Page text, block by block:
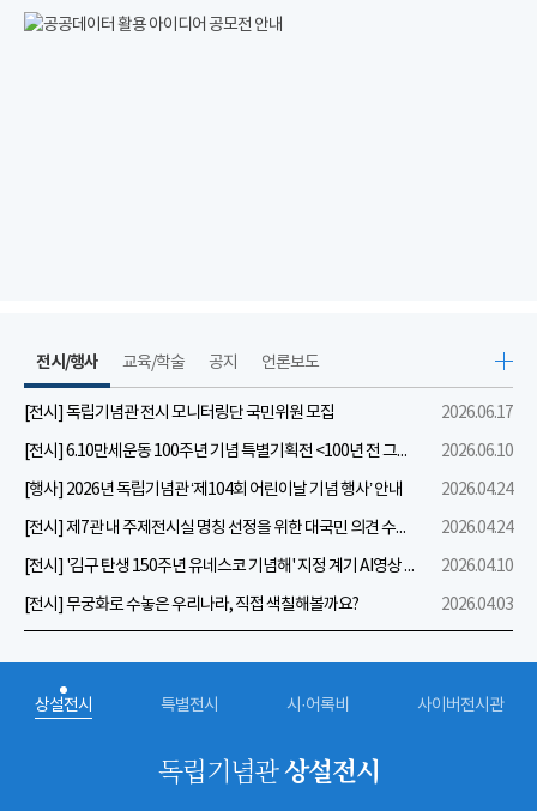
전시/행사
[전시] 독립기념관 전시 모니터링단 국민위원 모집
2026.06.17
[전시] 6.10만세운동 100주년 기념 특별기획전 <100년 전 그날을 보다: 6.10만세운동>
2026.06.10
[행사] 2026년 독립기념관 ‘제104회 어린이날 기념 행사’ 안내
2026.04.24
[전시] 제7관 내 주제전시실 명칭 선정을 위한 대국민 의견 수렴 실시
2026.04.24
[전시] '김구 탄생 150주년 유네스코 기념해' 지정 계기 AI영상 국민공모 개최 안내
2026.04.10
[전시] 무궁화로 수놓은 우리나라, 직접 색칠해볼까요?
2026.04.03
교육/학술 공지 언론보도
상설전시 특별전시 시·어록비 사이버전시관
독립기념관상설전시